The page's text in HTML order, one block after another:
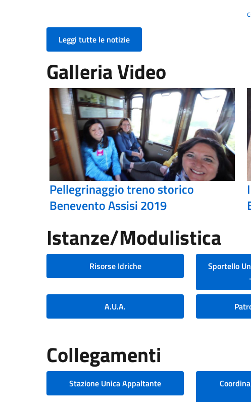
Leggi tutte le notizie
Galleria Video
Pellegrinaggio treno storico
Benevento Assisi 2019
Istanze/Modulistica
Risorse Idriche
Sportello
A.U.A.
Collegamenti
Stazione Unica Appaltante